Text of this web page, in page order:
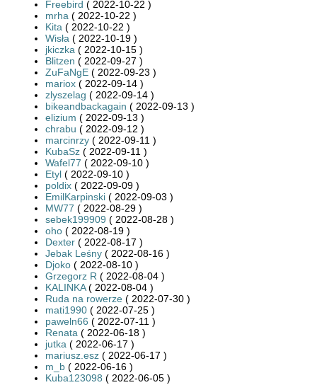
Freebird ( 2022-10-22 )
mrha ( 2022-10-22 )
Kita ( 2022-10-22 )
Wisła ( 2022-10-19 )
jkiczka ( 2022-10-15 )
Blitzen ( 2022-09-27 )
ZuFaNgE ( 2022-09-23 )
mariox ( 2022-09-14 )
zlyszelag ( 2022-09-14 )
bikeandbackagain ( 2022-09-13 )
elizium ( 2022-09-13 )
chrabu ( 2022-09-12 )
marcinrzy ( 2022-09-11 )
KubaSz ( 2022-09-11 )
Wafel77 ( 2022-09-10 )
Etyl ( 2022-09-10 )
poldix ( 2022-09-09 )
EmilKarpinski ( 2022-09-03 )
MW77 ( 2022-08-29 )
sebek199909 ( 2022-08-28 )
oho ( 2022-08-19 )
Dexter ( 2022-08-17 )
Jebak Leśny ( 2022-08-16 )
Djoko ( 2022-08-10 )
Grzegorz R ( 2022-08-04 )
KALINKA( 2022-08-04 )
Ruda na rowerze ( 2022-07-30 )
mati1990 ( 2022-07-25 )
paweln66 ( 2022-07-11 )
Renata ( 2022-06-18 )
jutka ( 2022-06-17 )
mariusz.esz ( 2022-06-17 )
m_b ( 2022-06-16 )
Kuba123098 ( 2022-06-05 )